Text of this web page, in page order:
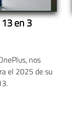
en 3
nos
el 2025 de su